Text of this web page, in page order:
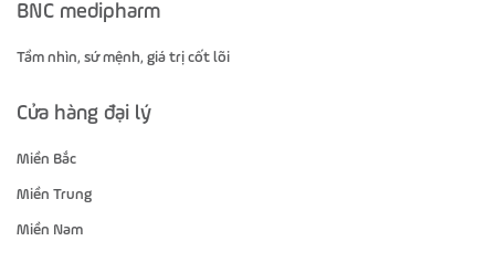
BNC medipharm
Tầm nhìn, sứ mệnh, giá trị cốt lõi
Cửa hàng đại lý
Miền Bắc
Miền Trung
Miền Nam